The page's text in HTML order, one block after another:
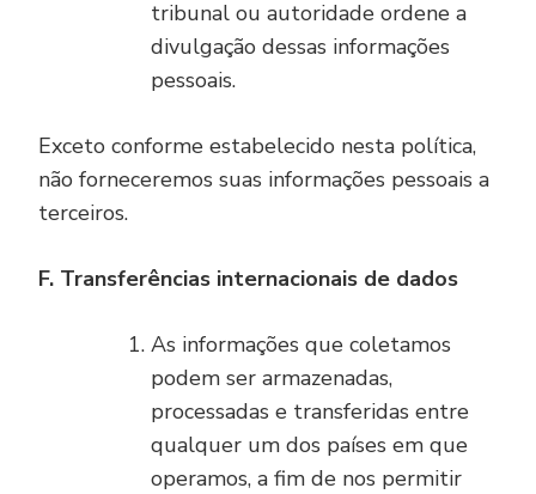
tribunal ou autoridade ordene a
divulgação dessas informações
pessoais.
Exceto conforme estabelecido nesta política,
não forneceremos suas informações pessoais a
terceiros.
F. Transferências internacionais de dados
As informações que coletamos
podem ser armazenadas,
processadas e transferidas entre
qualquer um dos países em que
operamos, a fim de nos permitir